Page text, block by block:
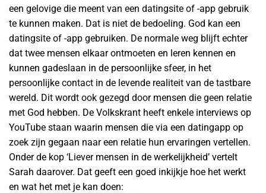
een gelovige die meent van een datingsite of -app gebruik
te kunnen maken. Dat is niet de bedoeling. God kan een
datingsite of -app gebruiken. De normale weg blijft echter
dat twee mensen elkaar ontmoeten en leren kennen en
kunnen gadeslaan in de persoonlijke sfeer, in het
persoonlijke contact in de levende realiteit van de tastbare
wereld. Dit wordt ook gezegd door mensen die geen relatie
met God hebben. De Volkskrant heeft enkele interviews op
YouTube staan waarin mensen die via een datingapp op
zoek zijn gegaan naar een relatie hun ervaringen vertellen.
Onder de kop ‘Liever mensen in de werkelijkheid’ vertelt
Sarah daarover. Dat geeft een goed inkijkje hoe het werkt
en wat het met je kan doen: